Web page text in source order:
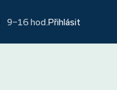
9−16 hod. Přihlásit